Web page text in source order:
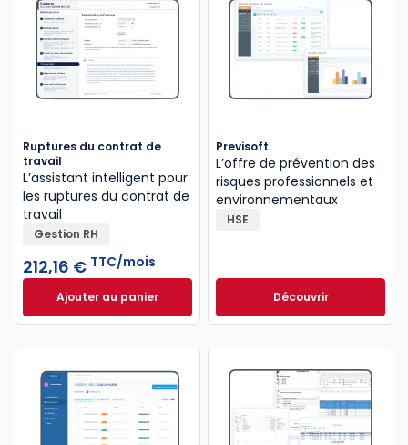
Ruptures du contrat de
travail
L’assistant intelligent pour
les ruptures du contrat de
travail
Gestion RH
212,16 € TTC/mois
Ajouter au panierRuptures du contrat de travail à 212,16 €
Previsoft
L’offre de prévention des
risques professionnels et
environnementaux
HSE
Découvrir